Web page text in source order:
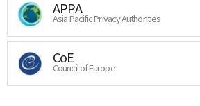
APPA
Asia Pacific Privacy Authorities
CoE
Council of Europe